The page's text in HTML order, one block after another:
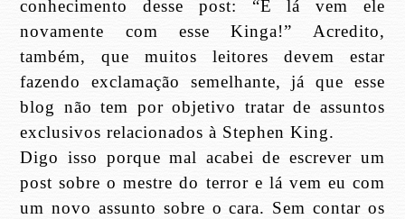
conhecimento desse post: “E lá vem ele
novamente com esse Kinga!” Acredito,
também, que muitos leitores devem estar
fazendo exclamação semelhante, já que esse
blog não tem por objetivo tratar de assuntos
exclusivos relacionados à Stephen King.
Digo isso porque mal acabei de escrever um
post sobre o mestre do terror e lá vem eu com
um novo assunto sobre o cara. Sem contar os